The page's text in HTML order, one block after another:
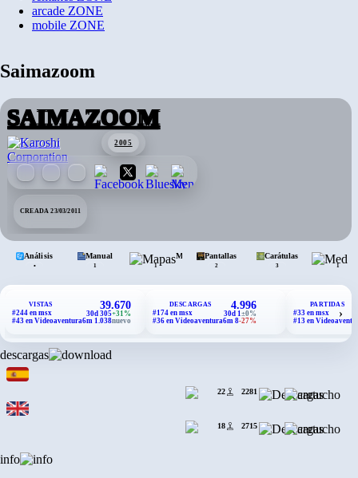
arcade ZONE
mobile ZONE
Saimazoom
SAIMAZOOM
2005
CREADA 23/03/2011
Análisis
•
Manual
1 1
Pantallas
2
Carátulas
3 1
VISTAS
#244 en msx
#43 en Videoaventura
39.670
30d 305+31%
6m 1.038nuevo
DESCARGAS
#174 en msx
#36 en Videoaventura
4.996
30d 1±0%
6m 8-27%
PARTIDAS
#33 en msx
#13 en
›
descargas
22 2281
18 2715
info